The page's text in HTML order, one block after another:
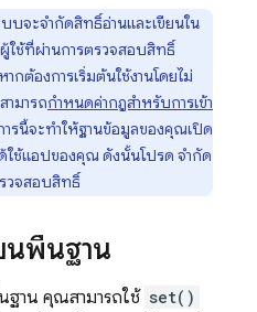
บบจะจำกัดสิทธิ์อ่านและเขียนใน
ใช้ที่ผ่านการตรวจสอบสิทธิ์
กต้องการเริ่มต้นใช้งานโดยไม่
มารถกำหนดค่ากฎสำหรับการเข้า
ารนี้จะทำให้ฐานข้อมูลของคุณเปิด
ใช้แอปของคุณ ดังนั้นโปรด จำกัด
วจสอบสิทธิ์
นพื้นฐาน
ฐาน คุณสามารถใช้ set()